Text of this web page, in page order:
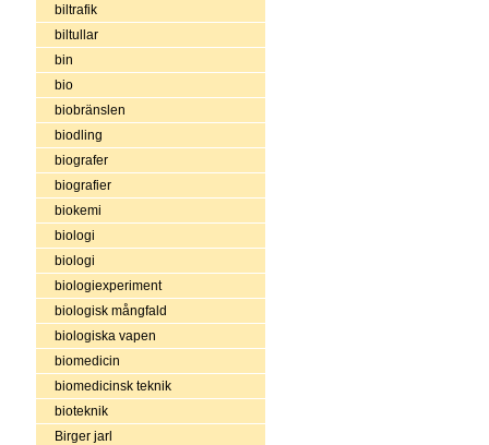
biltrafik
biltullar
bin
bio
biobränslen
biodling
biografer
biografier
biokemi
biologi
biologi
biologiexperiment
biologisk mångfald
biologiska vapen
biomedicin
biomedicinsk teknik
bioteknik
Birger jarl